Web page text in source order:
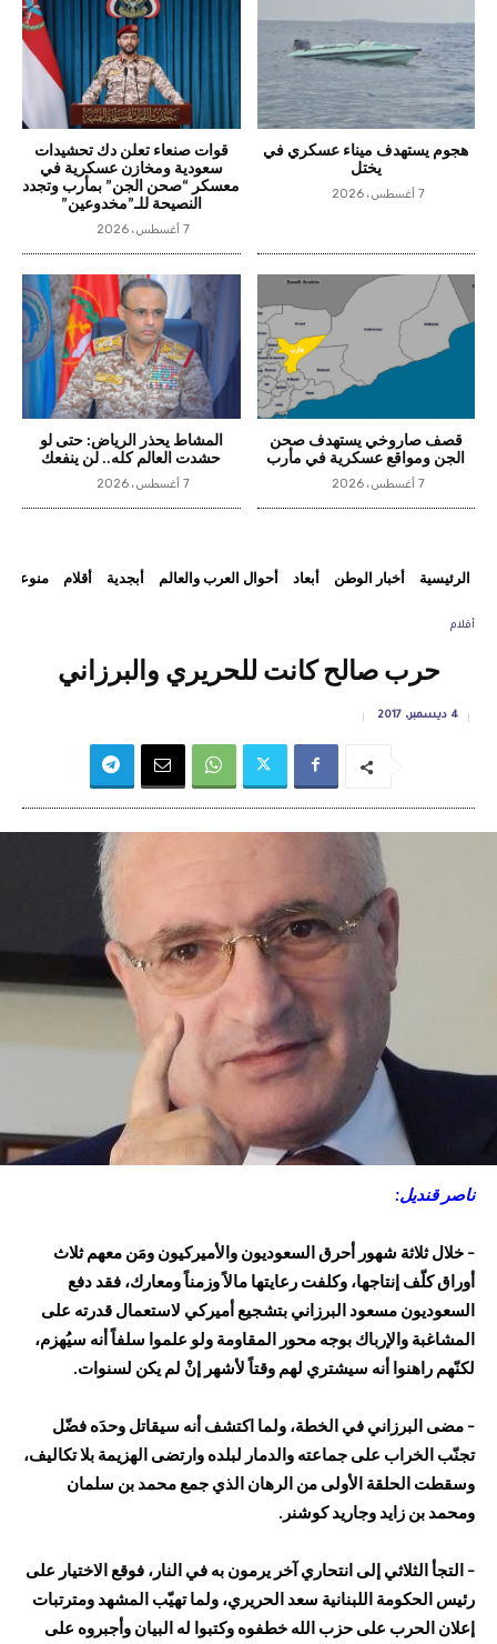
هجوم يستهدف ميناء عسكري في
يختل
7 أغسطس، 2026
قوات صنعاء تعلن دك تحشيدات
سعودية ومخازن عسكرية في
معسكر “صحن الجن” بمأرب وتجدد
النصيحة للـ”مخدوعين”
7 أغسطس، 2026
قصف صاروخي يستهدف صحن
الجن ومواقع عسكرية في مأرب
7 أغسطس، 2026
المشاط يحذر الرياض: حتى لو
حشدت العالم كله.. لن ينفعك
7 أغسطس، 2026